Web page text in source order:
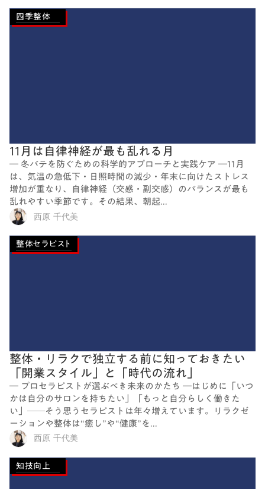
四季整体
11月は自律神経が最も乱れる月
― 冬バテを防ぐための科学的アプローチと実践ケア ―11月
は、気温の急低下・日照時間の減少・年末に向けたストレス
増加が重なり、自律神経（交感・副交感）のバランスが最も
乱れやすい季節です。その結果、朝起...
西原 千代美
整体セラピスト
整体・リラクで独立する前に知っておきたい
「開業スタイル」と「時代の流れ」
― プロセラピストが選ぶべき未来のかたち ―はじめに「いつ
かは自分のサロンを持ちたい」「もっと自分らしく働きた
い」──そう思うセラピストは年々増えています。リラクゼ
ーションや整体は“癒し”や“健康”を...
西原 千代美
知技向上